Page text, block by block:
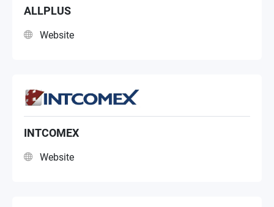
ALLPLUS
Website
INTCOMEX
Website